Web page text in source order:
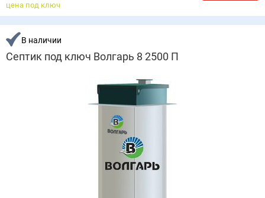
цена под ключ
В наличии
Септик под ключ Волгарь 8 2500 П